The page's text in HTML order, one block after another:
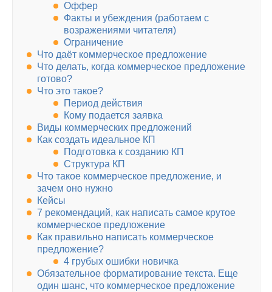
Оффер
Факты и убеждения (работаем с
возражениями читателя)
Ограничение
Что даёт коммерческое предложение
Что делать, когда коммерческое предложение
готово?
Что это такое?
Период действия
Кому подается заявка
Виды коммерческих предложений
Как создать идеальное КП
Подготовка к созданию КП
Структура КП
Что такое коммерческое предложение, и
зачем оно нужно
Кейсы
7 рекомендаций, как написать самое крутое
коммерческое предложение
Как правильно написать коммерческое
предложение?
4 грубых ошибки новичка
Обязательное форматирование текста. Еще
один шанс, что коммерческое предложение